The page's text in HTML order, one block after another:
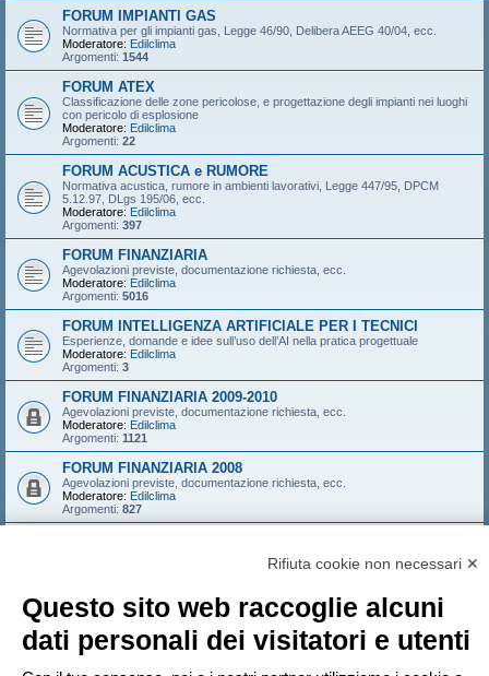
FORUM IMPIANTI GAS
Normativa per gli impianti gas, Legge 46/90, Delibera AEEG 40/04, ecc.
Moderatore: Edilclima
Argomenti: 1544
FORUM ATEX
Classificazione delle zone pericolose, e progettazione degli impianti nei luoghi
con pericolo di esplosione
Moderatore: Edilclima
Argomenti: 22
FORUM ACUSTICA e RUMORE
Normativa acustica, rumore in ambienti lavorativi, Legge 447/95, DPCM
5.12.97, DLgs 195/06, ecc.
Moderatore: Edilclima
Argomenti: 397
FORUM FINANZIARIA
Agevolazioni previste, documentazione richiesta, ecc.
Moderatore: Edilclima
Argomenti: 5016
FORUM INTELLIGENZA ARTIFICIALE PER I TECNICI
Esperienze, domande e idee sull’uso dell’AI nella pratica progettuale
Moderatore: Edilclima
Argomenti: 3
FORUM FINANZIARIA 2009-2010
Agevolazioni previste, documentazione richiesta, ecc.
Moderatore: Edilclima
Argomenti: 1121
FORUM FINANZIARIA 2008
Agevolazioni previste, documentazione richiesta, ecc.
Moderatore: Edilclima
Argomenti: 827
LOGIN
ISCRIVITI
Nome utente:
Rifiuta cookie non necessari ✕
Questo sito web raccoglie alcuni
dati personali dei visitatori e utenti